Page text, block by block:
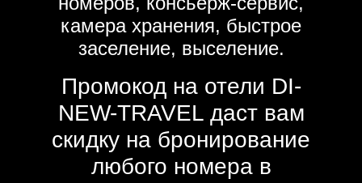
камера хранения, быстрое
заселение, выселение.
Промокод на отели DI-
NEW-TRAVEL даст вам
скидку на бронирование
любого номера в